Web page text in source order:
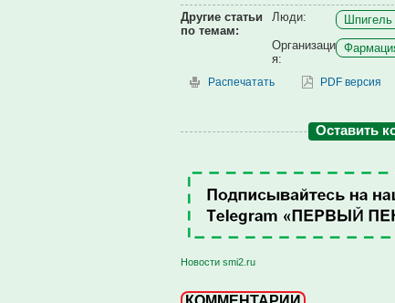
Другие статьи
по темам:
Люди:
Шпигель
Организаци
я:
Распечатать PDF версия
Оставить
Новости smi2.ru